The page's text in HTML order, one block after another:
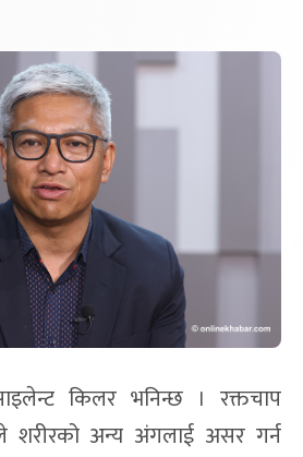
किलर भनिन्छ । रक्तचाप
शरीरको अन्य अंगलाई असर गर्न